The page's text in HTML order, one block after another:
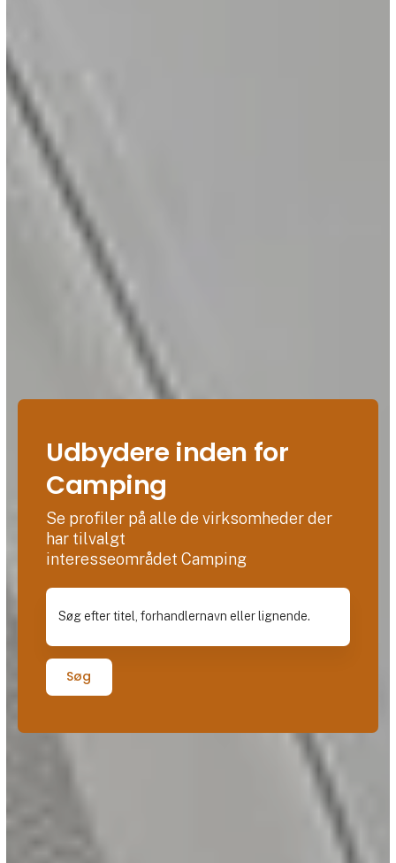
Udbydere inden for
Camping
Se profiler på alle de virksomheder der
har tilvalgt
interesseområdet Camping
Søg efter titel, forhandlernavn eller lignende.
Søg